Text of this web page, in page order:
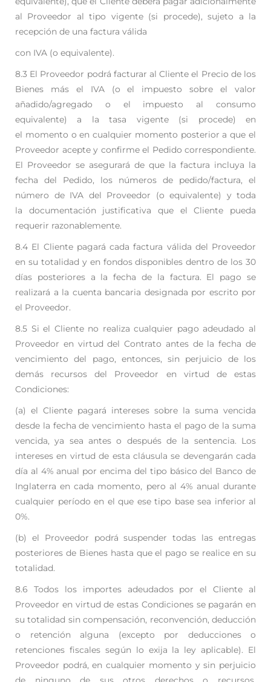
al Proveedor al tipo vigente (si procede), sujeto a la
recepción de una factura válida
con IVA (o equivalente).
8.3 El Proveedor podrá facturar al Cliente el Precio de los
Bienes más el IVA (o el impuesto sobre el valor
añadido/agregado o el impuesto al consumo
equivalente) a la tasa vigente (si procede) en
el momento o en cualquier momento posterior a que el
Proveedor acepte y confirme el Pedido correspondiente.
El Proveedor se asegurará de que la factura incluya la
fecha del Pedido, los números de pedido/factura, el
número de IVA del Proveedor (o equivalente) y toda
la documentación justificativa que el Cliente pueda
requerir razonablemente.
8.4 El Cliente pagará cada factura válida del Proveedor
en su totalidad y en fondos disponibles dentrode los 30
días posteriores a la fecha de la factura. El pago se
realizará a la cuenta bancaria designada por escrito por
el Proveedor.
8.5 Si el Cliente no realiza cualquier pago adeudado al
Proveedor en virtud del Contrato antes de lafecha de
vencimiento del pago, entonces, sin perjuicio de los
demás recursos del Proveedor en virtud de estas
Condiciones:
(a) el Cliente pagará intereses sobre la suma vencida
desde la fecha de vencimiento hasta el pago de la suma
vencida, ya sea antes o después de la sentencia. Los
intereses en virtudde esta cláusula se devengarán cada
día al 4% anual por encima del tipo básico del Banco de
Inglaterra en cada momento, pero al 4% anual durante
cualquier período en el que ese tipo base sea inferior al
0%.
(b) el Proveedor podrá suspender todas las entregas
posteriores de Bienes hasta que el pagose realice en su
totalidad.
8.6 Todos los importes adeudados por el Cliente al
Proveedor en virtud de estas Condiciones se pagarán en
su totalidad sin compensación, reconvención, deducción
o retención alguna (excepto por deducciones o
retenciones fiscales según lo exija la ley aplicable). El
Proveedor podrá, encualquier momento y sin perjuicio